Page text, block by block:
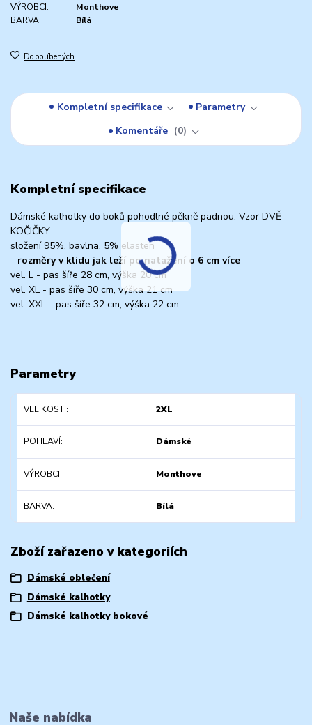
VÝROBCI:
Monthove
BARVA:
Bílá
Do oblíbených
Kompletní specifikace
Parametry
Komentáře
0
Kompletní specifikace
Dámské kalhotky do boků pohodlné pěkně padnou. Vzor DVĚ
KOČIČKY
složení 95%, bavlna, 5% elasten
- rozměry v klidu jak leží po natažení o 6 cm více
vel. L - pas šíře 28 cm, výška 20 cm
vel. XL - pas šíře 30 cm, výška 21 cm
vel. XXL - pas šíře 32 cm, výška 22 cm
Parametry
VELIKOSTI 2XL
POHLAVÍ Dámské
VÝROBCI Monthove
BARVA Bílá
Zboží zařazeno v kategoriích
Dámské oblečení
Dámské kalhotky
Dámské kalhotky bokové
Naše nabídka